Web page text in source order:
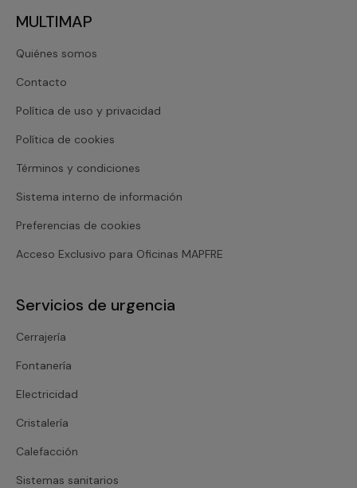
MULTIMAP
Quiénes somos
Contacto
Política de uso y privacidad
Política de cookies
Términos y condiciones
Sistema interno de información
Preferencias de cookies
Acceso Exclusivo para Oficinas MAPFRE
Servicios de urgencia
Cerrajería
Fontanería
Electricidad
Cristalería
Calefacción
Sistemas sanitarios